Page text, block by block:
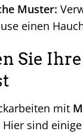
Muster:
einen
Sie
mit
sind